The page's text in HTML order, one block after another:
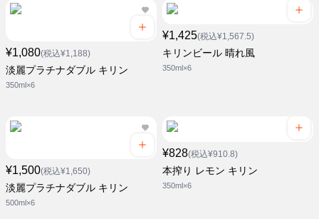
¥1,080(税込¥1,188)
淡麗プラチナダブル キリン
350ml×6
¥1,425(税込¥1,567.5)
キリンビール 晴れ風
350ml×6
¥1,500(税込¥1,650)
淡麗プラチナダブル キリン
500ml×6
¥828(税込¥910.8)
本搾り レモン キリン
350ml×6